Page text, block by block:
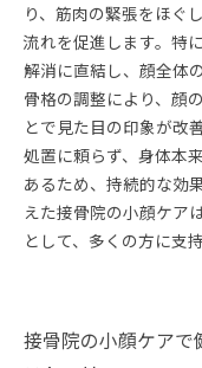
り、筋肉の緊張をほぐ
流れを促進します。特
解消に直結し、顔全体
骨格の調整により、顔
とで見た目の印象が改
処置に頼らず、身体本
あるため、持続的な効
えた接骨院の小顔ケア
として、多くの方に支
接骨院の小顔ケアで